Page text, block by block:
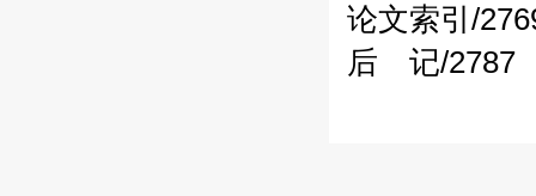
论文索引/
后 记/2787